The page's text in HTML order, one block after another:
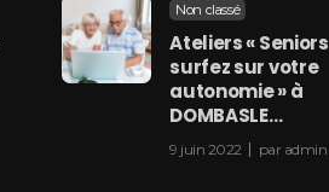
Non classé
Ateliers « Seniors
surfez sur votre
autonomie » à
DOMBASLE…
9 juin 2022 par admin